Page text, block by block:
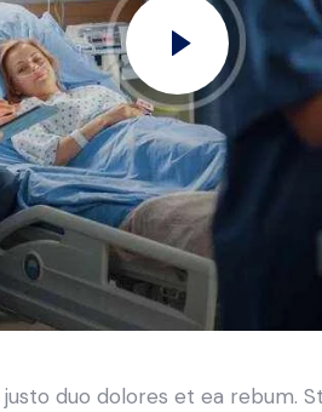
duo dolores et ea rebum.